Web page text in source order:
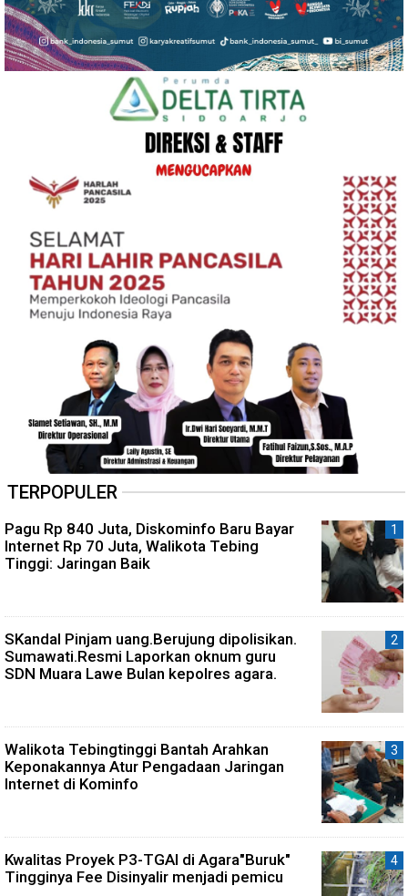
TERPOPULER
Pagu Rp 840 Juta, Diskominfo Baru Bayar
Internet Rp 70 Juta, Walikota Tebing
Tinggi: Jaringan Baik
SKandal Pinjam uang.Berujung dipolisikan.
Sumawati.Resmi Laporkan oknum guru
SDN Muara Lawe Bulan kepolres agara.
Walikota Tebingtinggi Bantah Arahkan
Keponakannya Atur Pengadaan Jaringan
Internet di Kominfo
Kwalitas Proyek P3-TGAI di Agara"Buruk"
Tingginya Fee Disinyalir menjadi pemicu